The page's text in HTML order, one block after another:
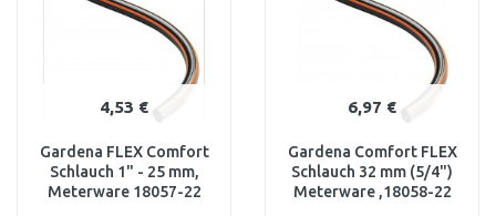
4,53 €
Gardena FLEX Comfort
Schlauch 1" - 25 mm,
Meterware 18057-22
6,97 €
Gardena Comfort FLEX
Schlauch 32 mm (5/4")
Meterware ,18058-22